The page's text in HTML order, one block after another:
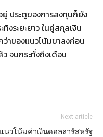
ประตูของการลงทุนก็ยัง
งระยะยาว ในคู่สกุลเงิน
าของแนวโน้มขาลงก่อน
จนกระทั่งถึงเดือน
Next article
แนวโน้มค่าเงินดอลลาร์สหรัฐ